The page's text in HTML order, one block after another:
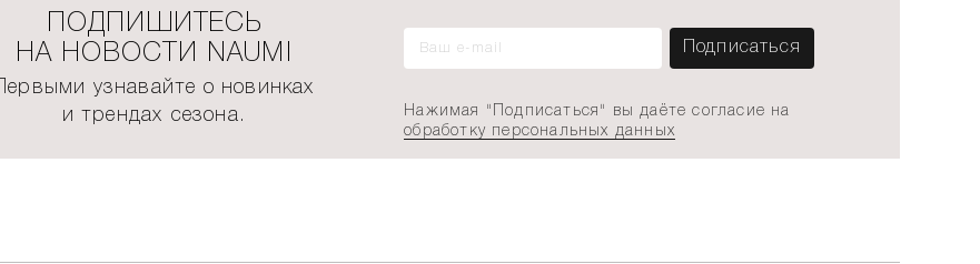
ПОДПИШИТЕСЬ
НА НОВОСТИ NAUMI
Первыми узнавайте о новинках
и трендах сезона.
Нажимая "Подписаться" вы даёте согласие на
обработку персональных данных